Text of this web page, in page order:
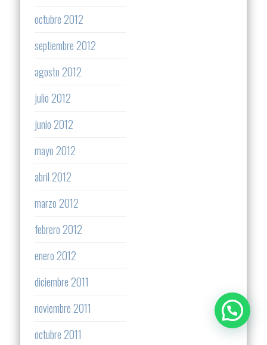
octubre 2012
septiembre 2012
agosto 2012
julio 2012
junio 2012
mayo 2012
abril 2012
marzo 2012
febrero 2012
enero 2012
diciembre 2011
noviembre 2011
octubre 2011